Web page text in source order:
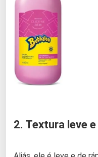
2. Textura leve